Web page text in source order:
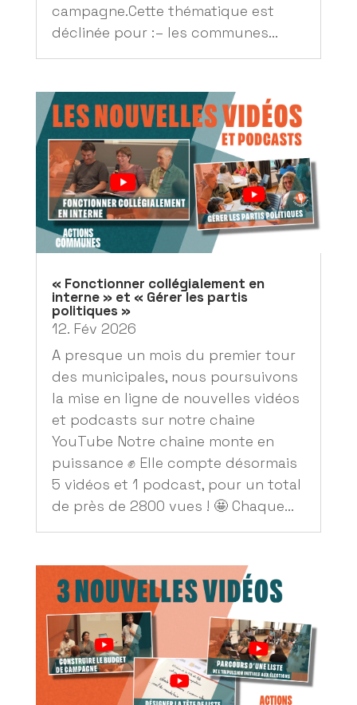
campagne.Cette thématique est
déclinée pour :– les communes...
« Fonctionner collégialement en
interne » et « Gérer les partis
politiques »
12. Fév 2026
A presque un mois du premier tour
des municipales, nous poursuivons
la mise en ligne de nouvelles vidéos
et podcasts sur notre chaine
YouTube Notre chaine monte en
puissance ✊ Elle compte désormais
5 vidéos et 1 podcast, pour un total
de près de 2800 vues ! 🤩 Chaque...